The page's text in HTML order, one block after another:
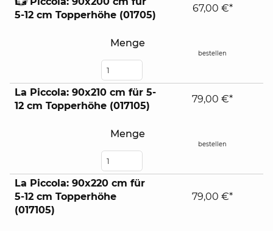
expand
contents
5-12 cm Topperhöhe (01705)
Menge
67,00 €*
bestellen
La Piccola: 90x210 cm für 5-
12 cm Topperhöhe (017105)
Menge
79,00 €*
bestellen
La Piccola: 90x220 cm für
5-12 cm Topperhöhe
(017105)
79,00 €*